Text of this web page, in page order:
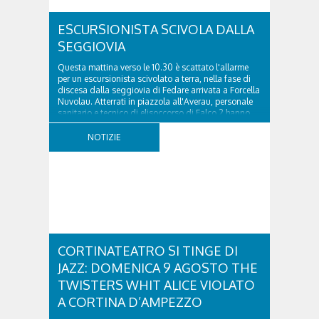
ESCURSIONISTA SCIVOLA DALLA
SEGGIOVIA
Questa mattina verso le 10.30 è scattato l'allarme
per un escursionista scivolato a terra, nella fase di
discesa dalla seggiovia di Fedare arrivata a Forcella
Nuvolau. Atterrati in piazzola all'Averau, personale
sanitario e tecnico di elisoccorso di Falco 2 hanno
raggiunto il 74enne di Teolo...
NOTIZIE
CORTINATEATRO SI TINGE DI
JAZZ: DOMENICA 9 AGOSTO THE
TWISTERS WHIT ALICE VIOLATO
A CORTINA D’AMPEZZO